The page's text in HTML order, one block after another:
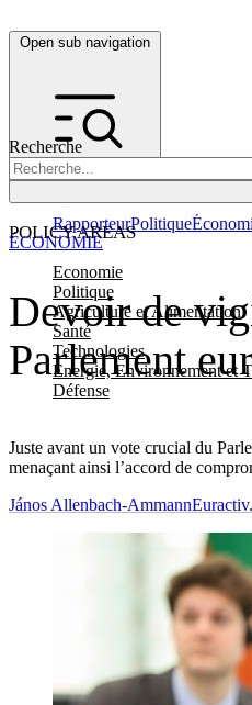
Open sub navigation
Recherche
POLICY AREAS
Economie
Politique
Agriculture et Alimentation
Santé
Technologies
Energie, Environnement et
Défense
RapporteurPolitique
Devoir de
Parlement
Juste avant un vote crucial du
menaçant ainsi l’accord de
ÉCONOMIE
János Allenbach-Ammann